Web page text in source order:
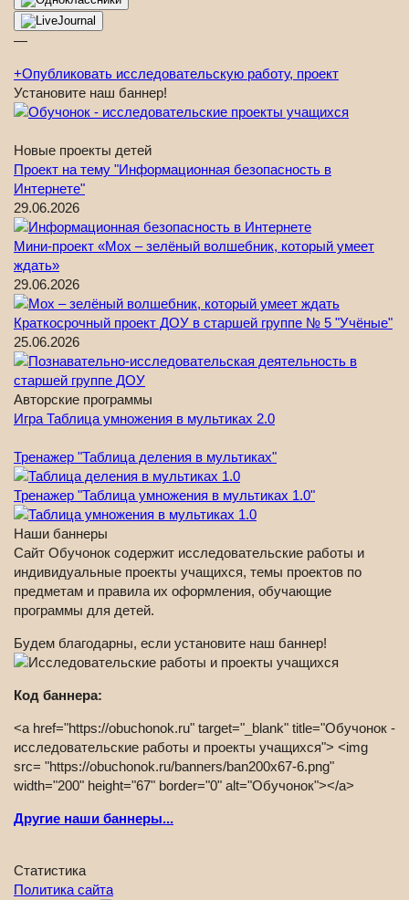
—
+Опубликовать исследовательскую работу, проект
Установите наш баннер!
Новые проекты детей
Проект на тему "Информационная безопасность в
Интернете"
29.06.2026
Мини-проект «Мох – зелёный волшебник, который умеет
ждать»
29.06.2026
Краткосрочный проект ДОУ в старшей группе № 5 "Учёные"
25.06.2026
Авторские программы
Игра Таблица умножения в мультиках 2.0
Тренажер "Таблица деления в мультиках"
Тренажер "Таблица умножения в мультиках 1.0"
Наши баннеры
Сайт Обучонок содержит исследовательские работы и
индивидуальные проекты учащихся, темы проектов по
предметам и правила их оформления, обучающие
программы для детей.
Будем благодарны, если установите наш баннер!
Код баннера:
<a href="https://obuchonok.ru" target="_blank" title="Обучонок -
исследовательские работы и проекты учащихся"> <img
src= "https://obuchonok.ru/banners/ban200x67-6.png"
width="200" height="67" border="0" alt="Обучонок"></a>
Другие наши баннеры...
Статистика
Политика сайта